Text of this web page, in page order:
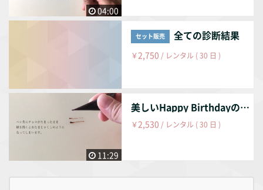
04:00
セット販売 全ての診断結果
￥2,750 / レンタル ( 30 日 )
11:29
美しいHappy Birthdayの書き方と強弱のつけ方
￥2,530 / レンタル ( 30 日 )